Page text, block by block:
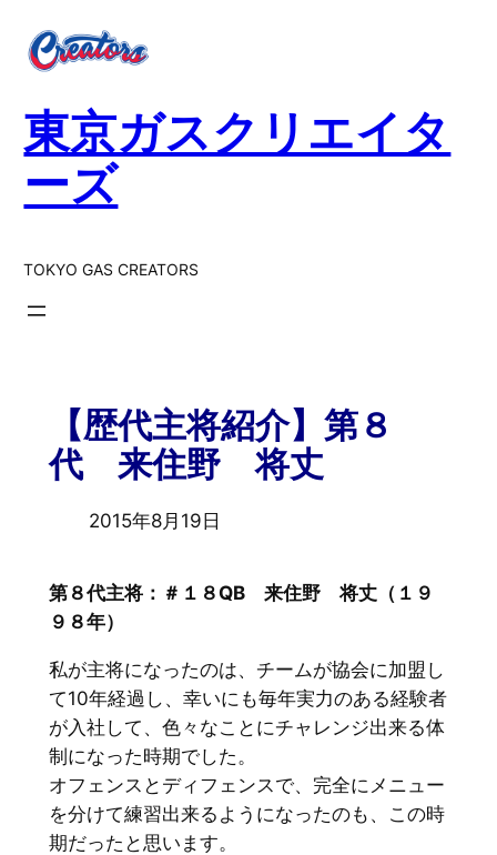
東京ガスクリエイタ
ーズ
TOKYO GAS CREATORS
【歴代主将紹介】第８
代 来住野 将丈
2015年8月19日
第８代主将：＃１８QB 来住野 将丈（１９
９８年）
私が主将になったのは、チームが協会に加盟し
て10年経過し、幸いにも毎年実力のある経験者
が入社して、色々なことにチャレンジ出来る体
制になった時期でした。
オフェンスとディフェンスで、完全にメニュー
を分けて練習出来るようになったのも、この時
期だったと思います。